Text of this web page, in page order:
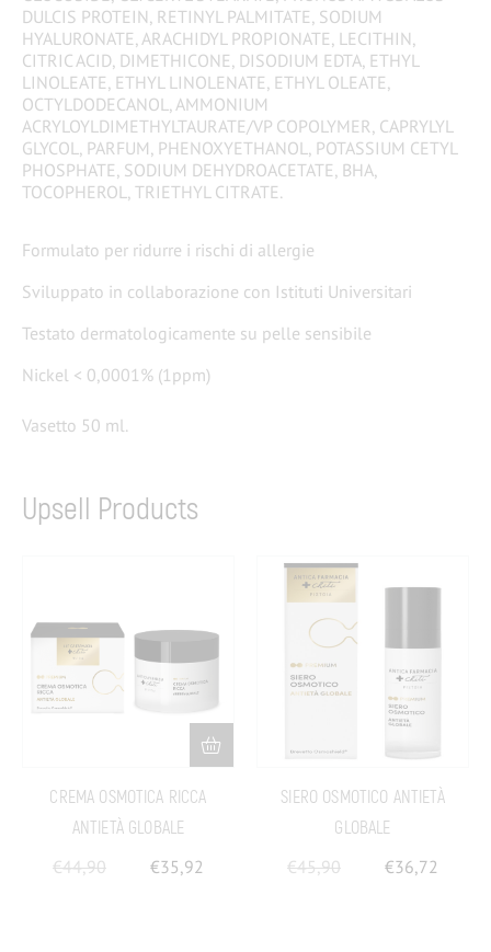
DULCIS PROTEIN, RETINYL PALMITATE, SODIUM
HYALURONATE, ARACHIDYL PROPIONATE, LECITHIN,
CITRIC ACID, DIMETHICONE, DISODIUM EDTA, ETHYL
LINOLEATE, ETHYL LINOLENATE, ETHYL OLEATE,
OCTYLDODECANOL, AMMONIUM
ACRYLOYLDIMETHYLTAURATE/VP COPOLYMER, CAPRYLYL
GLYCOL, PARFUM, PHENOXYETHANOL, POTASSIUM CETYL
PHOSPHATE, SODIUM DEHYDROACETATE, BHA,
TOCOPHEROL, TRIETHYL CITRATE.
​Formulato per ridurre i rischi di allergie
Sviluppato in collaborazione con Istituti Universitari
Testato dermatologicamente su pelle sensibile
Nickel < 0,0001% (1ppm)
Vasetto 50 ml.
Upsell Products
CREMA OSMOTICA RICCA
ANTIETÀ GLOBALE
€44,90 €35,92
SIERO OSMOTICO ANTIETÀ
GLOBALE
€45,90 €36,72